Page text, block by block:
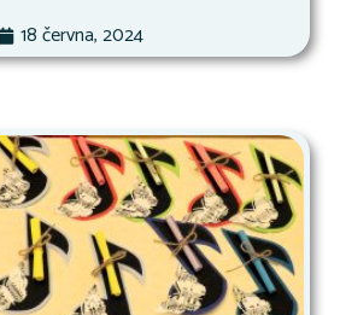
18 června, 2024